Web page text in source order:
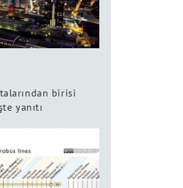
birisi
yanıtı